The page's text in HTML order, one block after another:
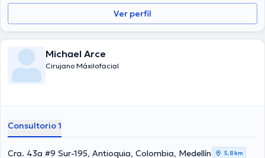
Ver perfil
Michael Arce
Cirujano Máxilofacial
Consultorio 1
Cra. 43a #9 Sur-195, Antioquia, Colombia, Medellín 5,8 km